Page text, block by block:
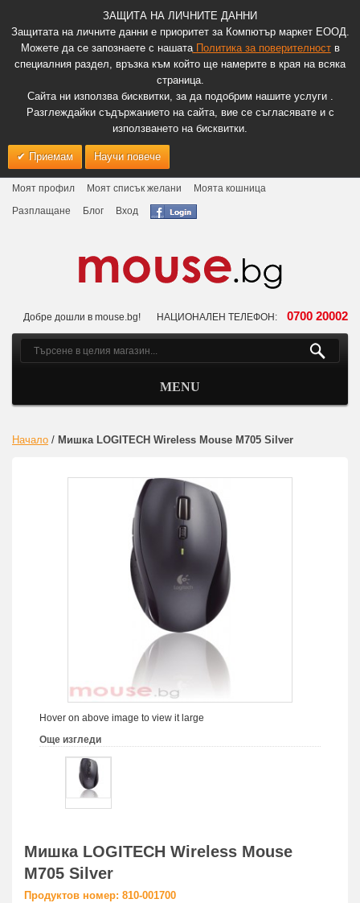
ЗАЩИТА НА ЛИЧНИТЕ ДАННИ
Защитата на личните данни е приоритет за Компютър маркет ЕООД.
Можете да се запознаете с нашатаПолитика за поверителноств
специалния раздел, връзка към който ще намерите в края на всяка
страница.
Сайта ни използва бисквитки, за да подобрим нашите услуги .
Разглеждайки съдържанието на сайта, вие се съгласявате и с
използването на бисквитки.
Приемам Научи повече
Моят профил Моят списък желани
Моята кошница
Разплащане
Блог Вход
Добре дошли в mouse.bg! НАЦИОНАЛЕН ТЕЛЕФОН: 0700 20002
MENU
Начало / Мишка LOGITECH Wireless Mouse M705 Silver
Hover on above image to view it large
Още изгледи
Мишка LOGITECH Wireless Mouse
M705 Silver
Продуктов номер: 810-001700